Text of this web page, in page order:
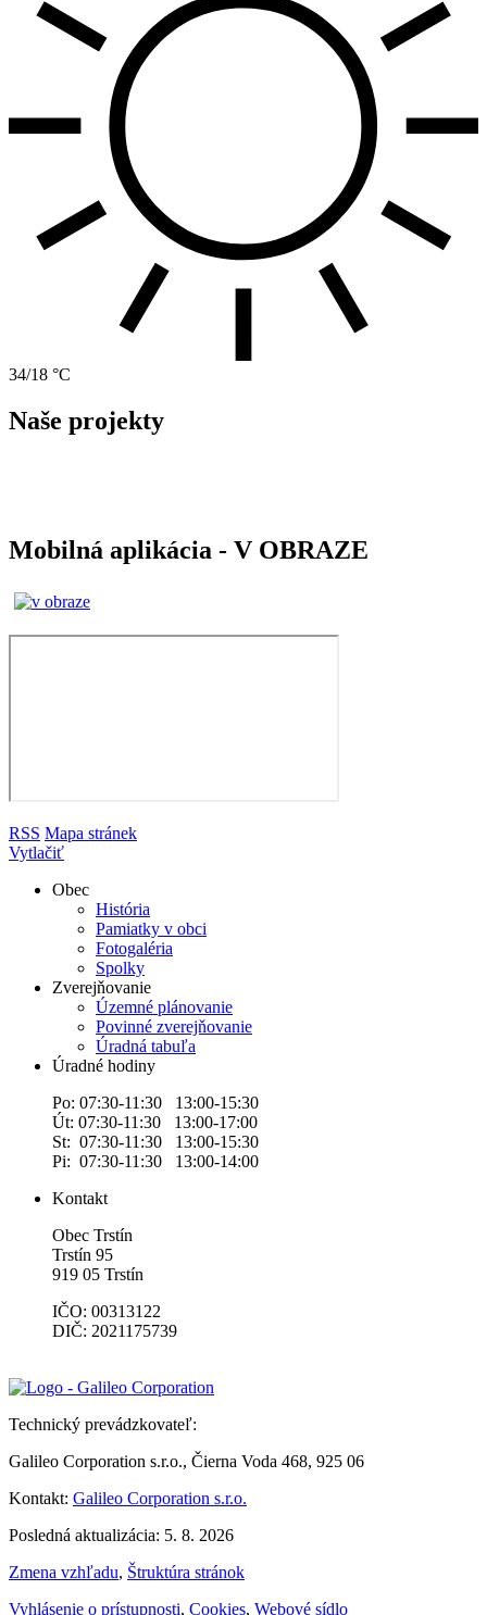
34/18 °C
Naše projekty
Mobilná aplikácia - V OBRAZE
RSS Mapa stránek
Vytlačiť
Obec
História
Pamiatky v obci
Fotogaléria
Spolky
Zverejňovanie
Územné plánovanie
Povinné zverejňovanie
Úradná tabuľa
Úradné hodiny
Po: 07:30-11:30 13:00-15:30
Út: 07:30-11:30 13:00-17:00
St: 07:30-11:30 13:00-15:30
Pi: 07:30-11:30 13:00-14:00
Kontakt
Obec Trstín
Trstín 95
919 05 Trstín
IČO: 00313122
DIČ: 2021175739
Technický prevádzkovateľ:
Galileo Corporation s.r.o., Čierna Voda 468, 925 06
Kontakt: Galileo Corporation s.r.o.
Posledná aktualizácia: 5. 8. 2026
Zmena vzhľadu, Štruktúra stránok
Vyhlásenie o prístupnosti, Cookies, Webové sídlo